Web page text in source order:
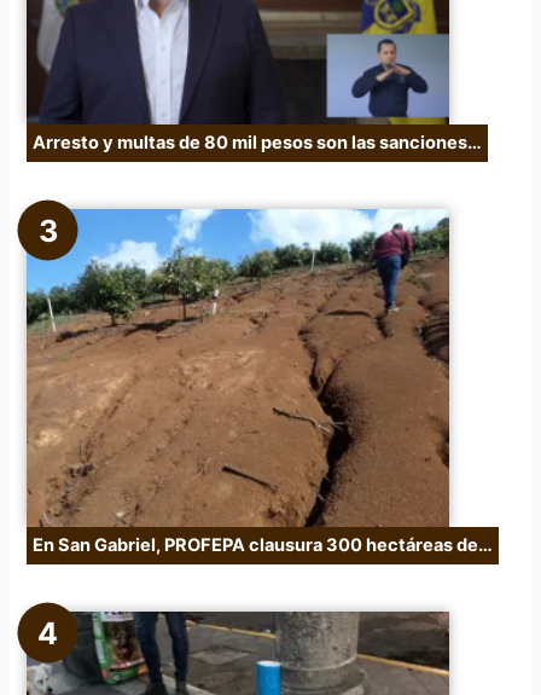
Arresto y multas de 80 mil pesos son las sanciones…
En San Gabriel, PROFEPA clausura 300 hectáreas de…